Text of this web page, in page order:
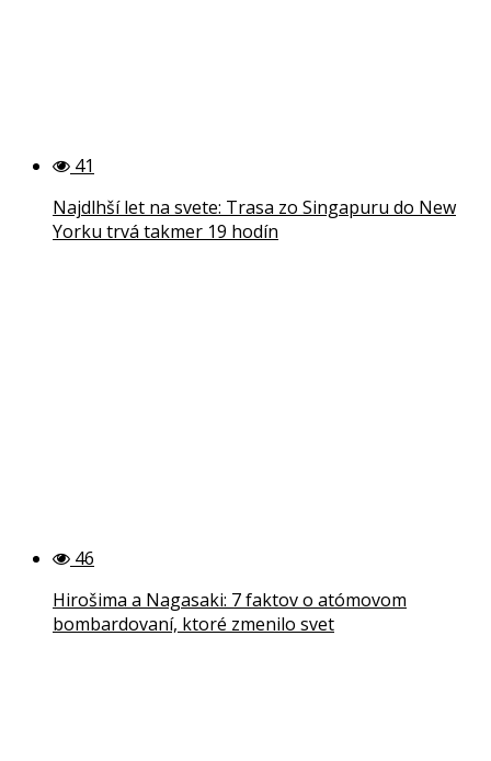
41
Najdlhší let na svete: Trasa zo Singapuru do New
Yorku trvá takmer 19 hodín
46
Hirošima a Nagasaki: 7 faktov o atómovom
bombardovaní, ktoré zmenilo svet